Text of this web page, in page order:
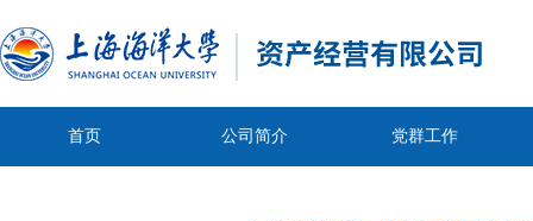
首页 公司简介 党群工作